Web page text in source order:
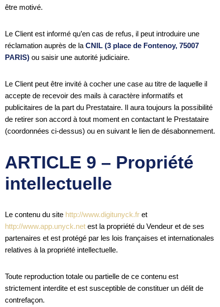
être motivé.
Le Client est informé qu’en cas de refus, il peut introduire une
réclamation auprès de la CNIL (3 place de Fontenoy, 75007
PARIS) ou saisir une autorité judiciaire.
Le Client peut être invité à cocher une case au titre de laquelle il
accepte de recevoir des mails à caractère informatifs et
publicitaires de la part du Prestataire. Il aura toujours la possibilité
de retirer son accord à tout moment en contactant le Prestataire
(coordonnées ci-dessus) ou en suivant le lien de désabonnement.
ARTICLE 9 – Propriété
intellectuelle
Le contenu du site http://www.digitunyck.fr et
http://www.app.unyck.net est la propriété du Vendeur et de ses
partenaires et est protégé par les lois françaises et internationales
relatives à la propriété intellectuelle.
Toute reproduction totale ou partielle de ce contenu est
strictement interdite et est susceptible de constituer un délit de
contrefaçon.